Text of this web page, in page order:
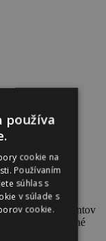
tvrdosti
ekvivalentov
na ostatné
používa
cookie na
Používaním
súhlas s
v súlade s
cookie.